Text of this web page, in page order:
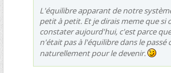
L'équilibre apparant de notre
petit à petit. Et je dirais meme que si
constater aujourd'hui, c'est parce
n'était pas à l'équilibre dans le passé
naturellement pour le devenir.